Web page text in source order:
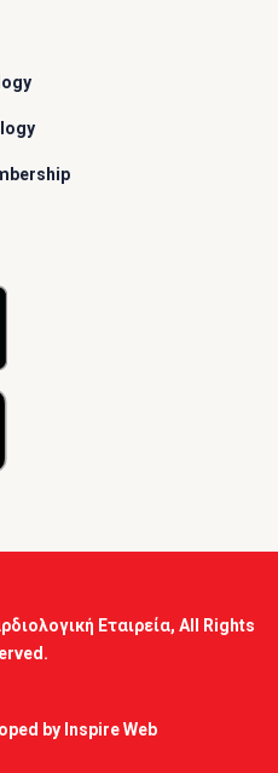
Εταιρεία, All Rights
by Inspire Web